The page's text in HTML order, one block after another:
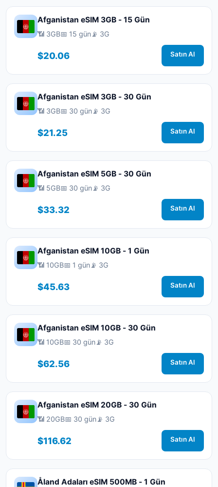
Afganistan eSIM 3GB - 15 Gün
📶 3GB📅 15 gün📡 3G
$20.06 Satın Al
Afganistan eSIM 3GB - 30 Gün
📶 3GB📅 30 gün📡 3G
$21.25 Satın Al
Afganistan eSIM 5GB - 30 Gün
📶 5GB📅 30 gün📡 3G
$33.32 Satın Al
Afganistan eSIM 10GB - 1 Gün
📶 10GB📅 1 gün📡 3G
$45.63 Satın Al
Afganistan eSIM 10GB - 30 Gün
📶 10GB📅 30 gün📡 3G
$62.56 Satın Al
Afganistan eSIM 20GB - 30 Gün
📶 20GB📅 30 gün📡 3G
$116.62 Satın Al
Åland Adaları eSIM 500MB - 1 Gün